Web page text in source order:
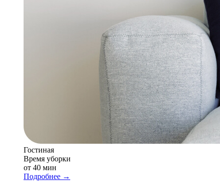
Гостиная
Время уборки
от 40 мин
Подробнее →